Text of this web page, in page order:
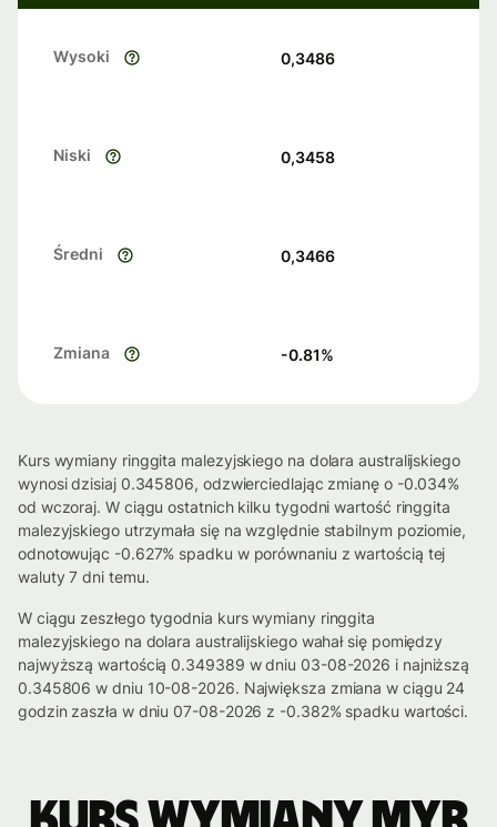
Wysoki 0,3486
Niski 0,3458
Średni 0,3466
Zmiana -0.81%
Kurs wymiany ringgita malezyjskiego na dolara australijskiego
wynosi dzisiaj 0.345806, odzwierciedlając zmianę o -0.034%
od wczoraj. W ciągu ostatnich kilku tygodni wartość ringgita
malezyjskiego utrzymała się na względnie stabilnym poziomie,
odnotowując -0.627% spadku w porównaniu z wartością tej
waluty 7 dni temu.
W ciągu zeszłego tygodnia kurs wymiany ringgita
malezyjskiego na dolara australijskiego wahał się pomiędzy
najwyższą wartością 0.349389 w dniu 03-08-2026 i najniższą
0.345806 w dniu 10-08-2026. Największa zmiana w ciągu 24
godzin zaszła w dniu 07-08-2026 z -0.382% spadku wartości.